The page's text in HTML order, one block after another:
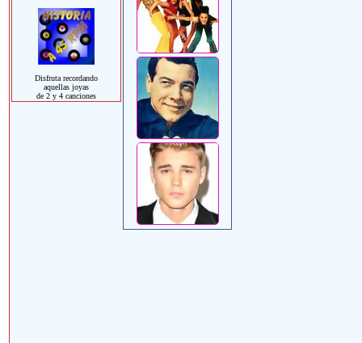
Disfruta recordando
aquellas joyas
de 2 y 4 canciones